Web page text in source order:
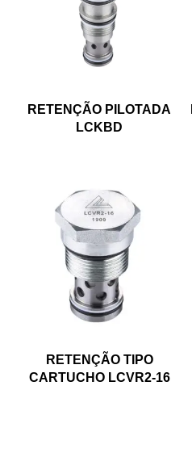
RETENÇÃO PILOTADA
LCKBD
RETENÇÃO TIPO
CARTUCHO LCVR2-16